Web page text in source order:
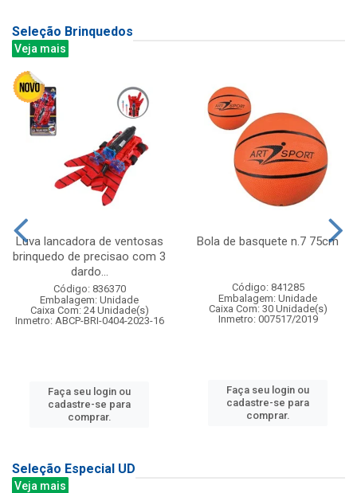
Seleção Brinquedos
Veja mais
Luva lancadora de ventosas
brinquedo de precisao com 3
dardo...
Código: 836370
Embalagem: Unidade
Caixa Com: 24 Unidade(s)
Inmetro: ABCP-BRI-0404-2023-16
Faça seu login ou
cadastre-se para
comprar.
Bola de basquete n.7 75cm
Código: 841285
Embalagem: Unidade
Caixa Com: 30 Unidade(s)
Inmetro: 007517/2019
Faça seu login ou
cadastre-se para
comprar.
Seleção Especial UD
Veja mais